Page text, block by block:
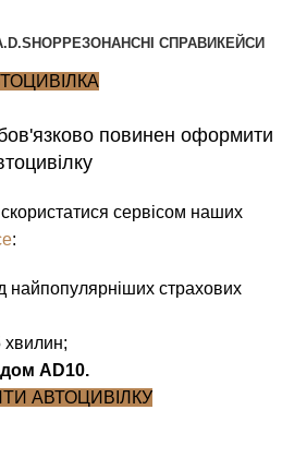
РЕЗОНАНСНІ СПРАВИ КЕЙСИ
повинен оформити
сервісом наших
:
найпопулярніших страхових
AD10.
АВТОЦИВІЛКУ